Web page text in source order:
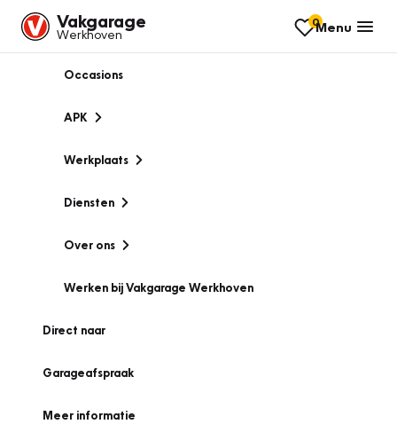
Vakgarage
Werkhoven
0Menu
Occasions
APK
Werkplaats
Diensten
Over ons
Werken bij Vakgarage Werkhoven
Direct naar
Garageafspraak
Meer informatie